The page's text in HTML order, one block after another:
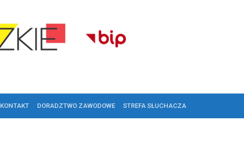
KONTAKT DORADZTWO ZAWODOWE STREFA SŁUCHACZA